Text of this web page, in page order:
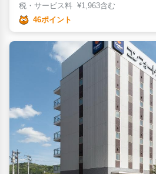
税・サービス料 ¥1,963含む
46ポイント